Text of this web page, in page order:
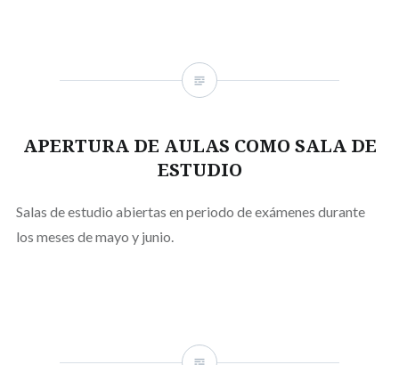
APERTURA DE AULAS COMO SALA DE
ESTUDIO
Salas de estudio abiertas en periodo de exámenes durante
los meses de mayo y junio.